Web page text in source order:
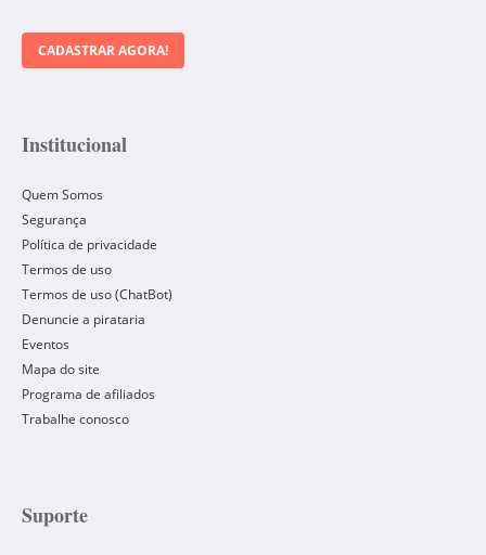
CADASTRAR AGORA!
Institucional
Quem Somos
Segurança
Política de privacidade
Termos de uso
Termos de uso (ChatBot)
Denuncie a pirataria
Eventos
Mapa do site
Programa de afiliados
Trabalhe conosco
Suporte